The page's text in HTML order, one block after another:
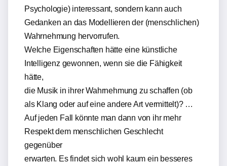
Psychologie) interessant, sondern kann auch
Gedanken an das Modellieren der (menschlichen)
Wahrnehmung hervorrufen.
Welche Eigenschaften hätte eine künstliche
Intelligenz gewonnen, wenn sie die Fähigkeit
hätte,
die Musik in ihrer Wahrnehmung zu schaffen (ob
als Klang oder auf eine andere Art vermittelt)? …
Auf jeden Fall könnte man dann von ihr mehr
Respekt dem menschlichen Geschlecht
gegenüber
erwarten. Es findet sich wohl kaum ein besseres